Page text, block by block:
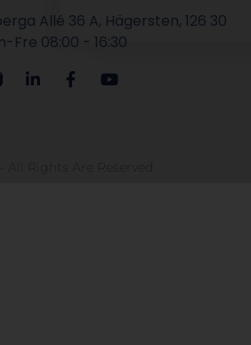
Allé 36 A, Hägersten, 126 30
Fre 08:00 - 16:30